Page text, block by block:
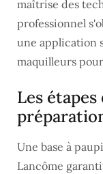
maîtrise des
professionnel
une application
maquilleurs
Les
Une base à
Lancôme